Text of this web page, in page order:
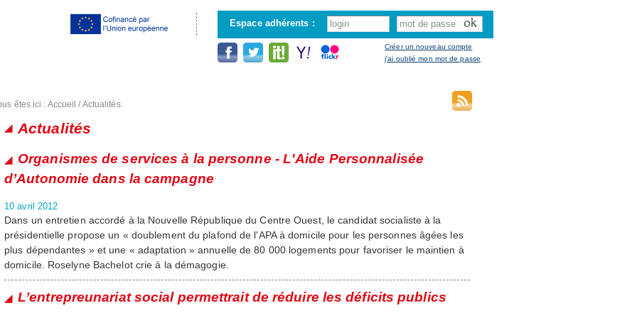
contenu
principal
Espace adhérents :
Créer un nouveau compte
j'ai oublié mon mot de passe
êtes ici : Accueil /Actualités
Actualités
Organismes de services à la personne - L'Aide Personnalisée
d’Autonomie dans la campagne
10 avril 2012
Dans un entretien accordé à la Nouvelle République du Centre Ouest, le candidat socialiste à la
présidentielle propose un « doublement du plafond de l'APA à domicile pour les personnes âgées les
plus dépendantes » et une « adaptation » annuelle de 80 000 logements pour favoriser le maintien à
domicile. Roselyne Bachelot crie à la démagogie.
L’entrepreunariat social permettrait de réduire les déficits publics
Pages